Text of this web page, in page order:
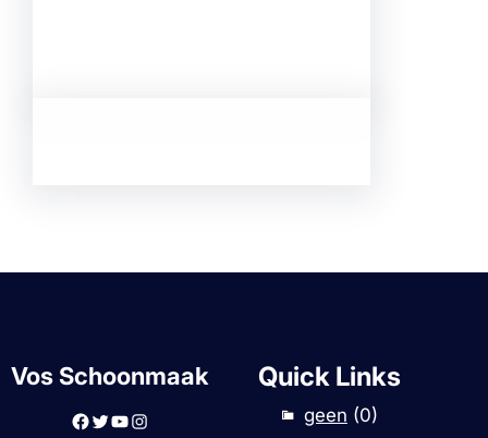
Vos Schoonmaak
Facebook Twitter YouTube Instagram
Quick Links
geen (0)